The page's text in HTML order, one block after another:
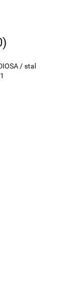
/ stal